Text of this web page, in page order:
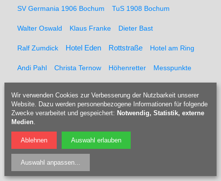
SV Germania 1906 Bochum TuS 1908 Bochum
Walter Oswald Klaus Franke Dieter Bast
Ralf Zumdick Hotel Eden Rottstraße Hotel am Ring
Andi Pahl Christa Ternow Höhenretter Messpunkte
Udo Berner Förster Marcel Müller Pferd Forst
Bücherei Kaberettist
Wir verwenden Cookies zur Verbesserung der Nutzbarkeit unserer
Website. Dazu werden personenbezogene Informationen für folgende
Zwecke verarbeitet und gespeichert: Notwendig, Statistik, externe
Medien.
Ablehnen Auswahl erlauben
Auswahl anpassen...